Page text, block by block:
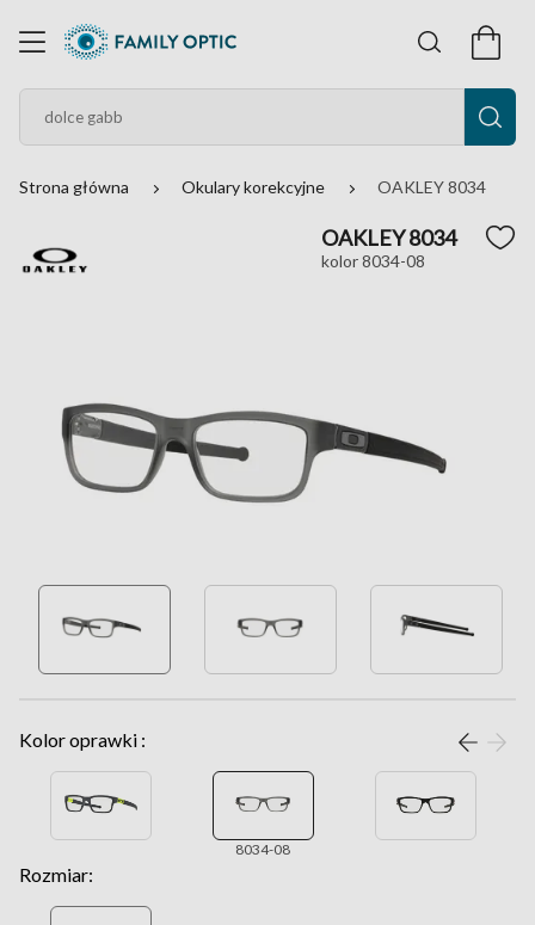
Strona główna Okulary korekcyjne OAKLEY 8034
OAKLEY 8034
kolor 8034-08
Kolor oprawki :
8034-08
Rozmiar: